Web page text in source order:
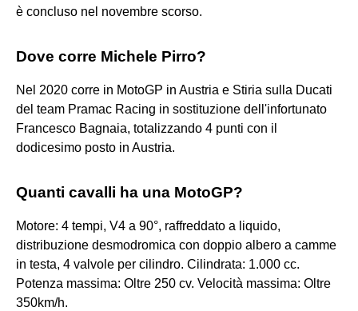
è concluso nel novembre scorso.
Dove corre Michele Pirro?
Nel 2020 corre in MotoGP in Austria e Stiria sulla Ducati
del team Pramac Racing in sostituzione dell'infortunato
Francesco Bagnaia, totalizzando 4 punti con il
dodicesimo posto in Austria.
Quanti cavalli ha una MotoGP?
Motore: 4 tempi, V4 a 90°, raffreddato a liquido,
distribuzione desmodromica con doppio albero a camme
in testa, 4 valvole per cilindro. Cilindrata: 1.000 cc.
Potenza massima: Oltre 250 cv. Velocità massima: Oltre
350km/h.